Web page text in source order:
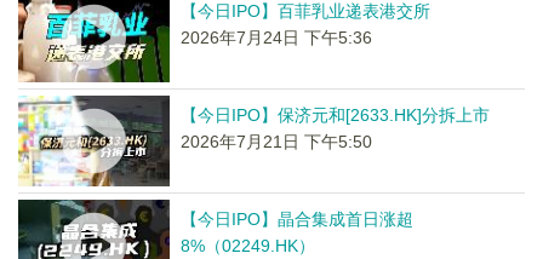
【今日IPO】百菲乳业递表港交所
2026年7月24日 下午5:36
【今日IPO】保济元和[2633.HK]分拆上市
2026年7月21日 下午5:50
【今日IPO】晶合集成首日涨超
8%（02249.HK）